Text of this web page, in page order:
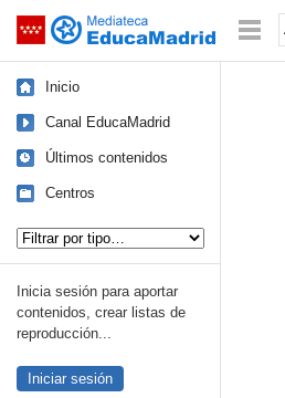
Saltar navegación
Inicio
Canal EducaMadrid
Últimos contenidos
Centros
Inicia sesión para aportar
contenidos, crear listas de
reproducción...
Iniciar sesión